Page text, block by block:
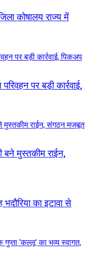
कोषालय राज्य में
पर बड़ी कार्रवाई,
बने मुस्तकीम राईन,
का इटावा से